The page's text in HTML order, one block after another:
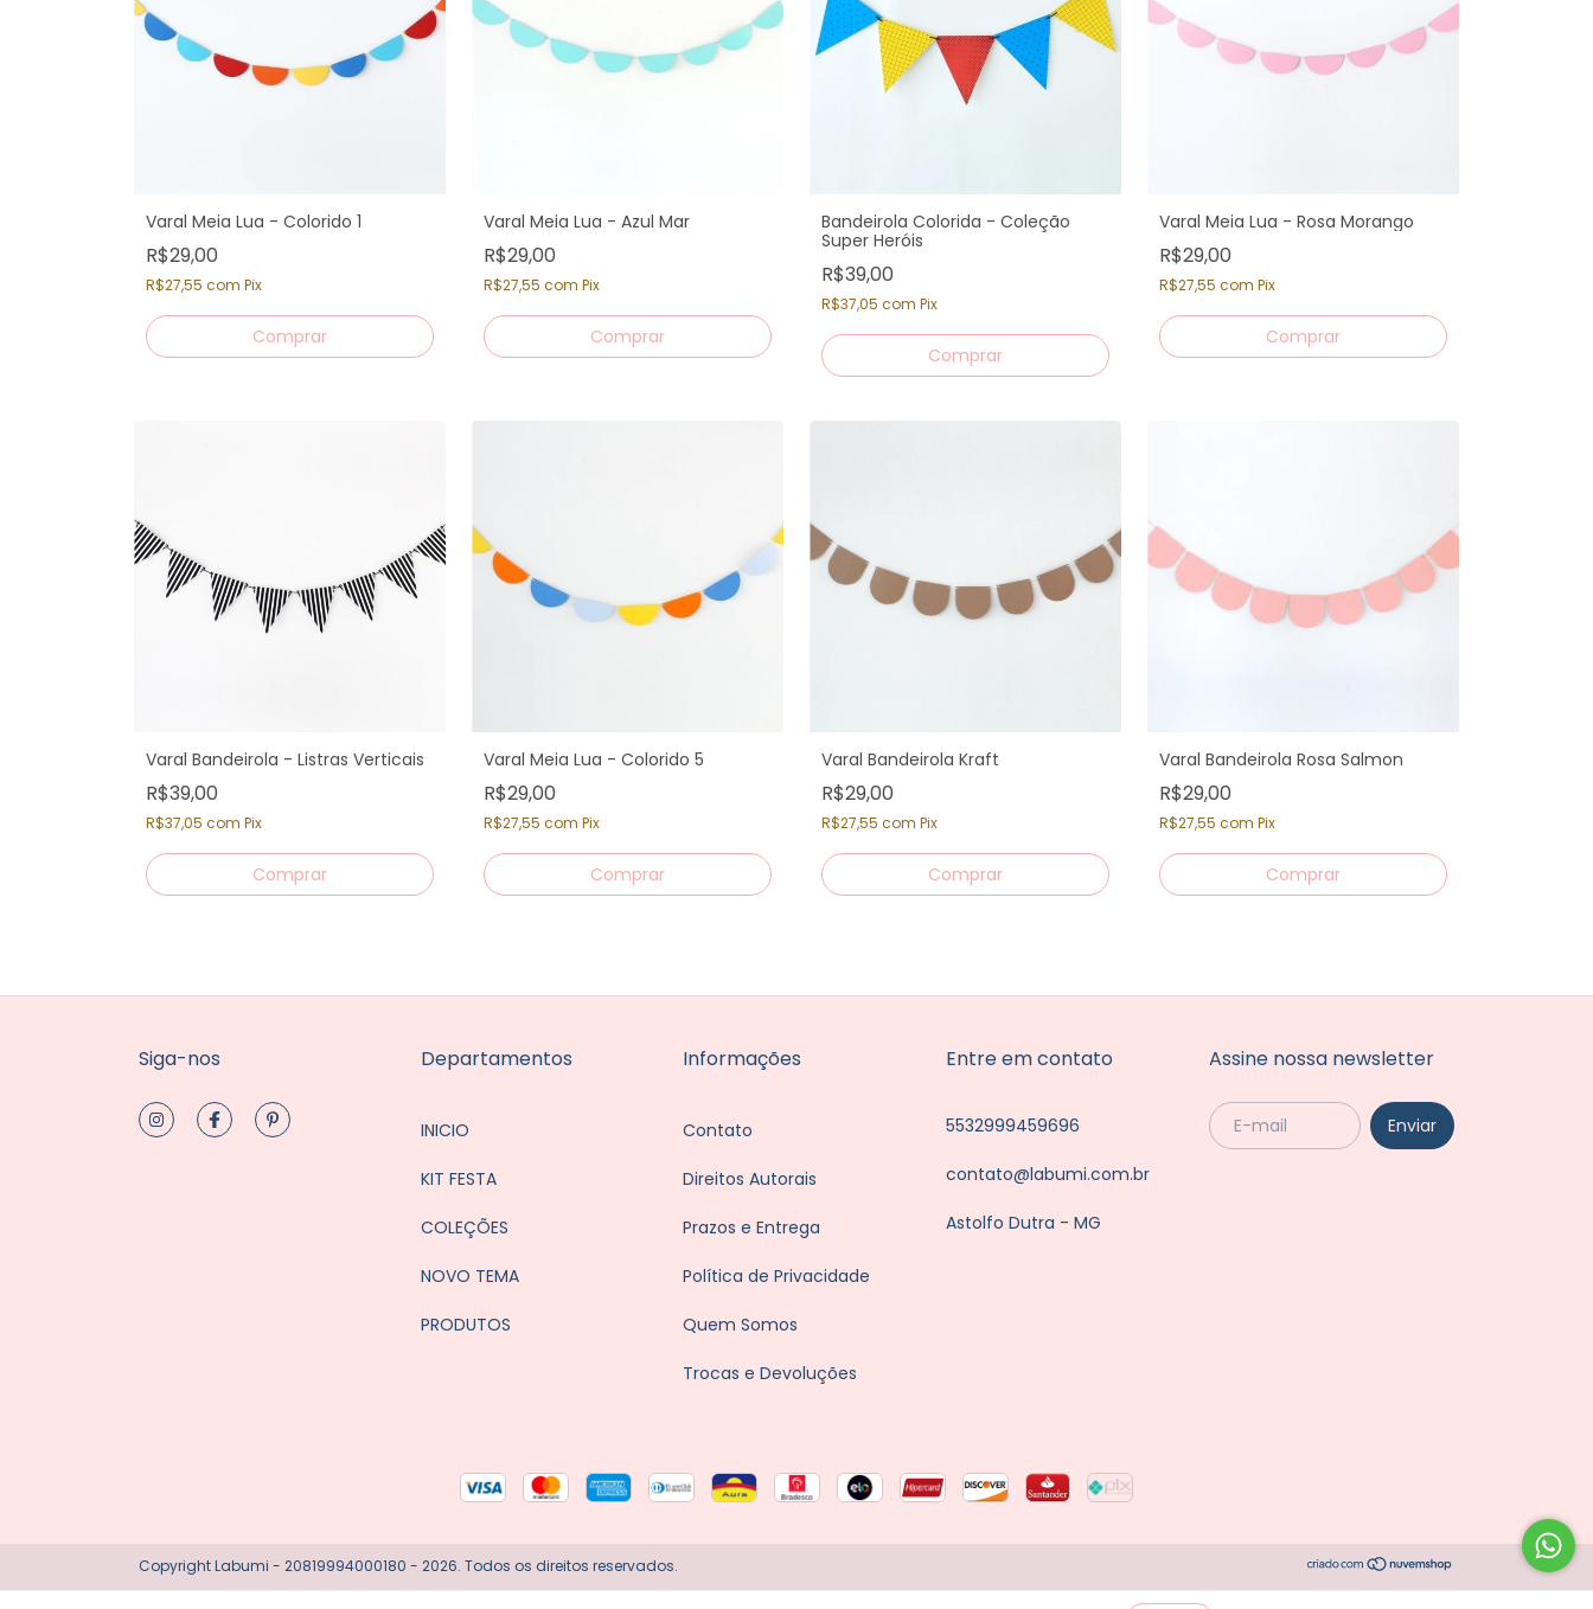
Varal Meia Lua - Colorido 1
R$29,00
R$27,55 com Pix
Varal Meia Lua - Azul Mar
R$29,00
R$27,55 com Pix
Bandeirola Colorida - Coleção
Super Heróis
R$39,00
R$37,05 com Pix
Varal Meia Lua - Rosa Morango
R$29,00
R$27,55 com Pix
Varal Bandeirola - Listras Verticais
R$39,00
R$37,05 com Pix
Varal Meia Lua - Colorido 5
R$29,00
R$27,55 com Pix
Varal Bandeirola Kraft
R$29,00
R$27,55 com Pix
Varal Bandeirola Rosa Salmon
R$29,00
R$27,55 com Pix
Siga-nos Departamentos
INICIO
KIT FESTA
COLEÇÕES
NOVO TEMA
PRODUTOS
Informações
Contato
Direitos Autorais
Prazos e Entrega
Política de Privacidade
Quem Somos
Trocas e Devoluções
Entre em contato
5532999459696
contato@labumi.com.br
Astolfo Dutra - MG
Assine nossa newsletter
Copyright Labumi - 20819994000180 - 2026. Todos os direitos reservados.